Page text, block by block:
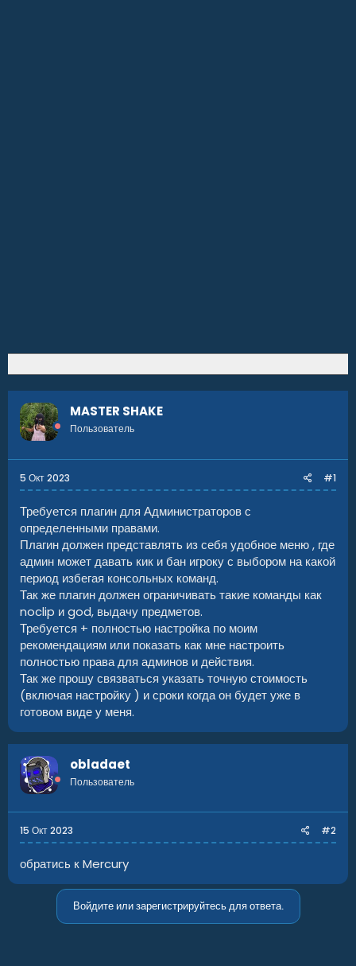
MASTER SHAKE
Пользователь
5 Окт 2023 #1
Требуется плагин для Администраторов с
определенными правами.
Плагин должен представлять из себя удобное меню , где
админ может давать кик и бан игроку с выбором на какой
период избегая консольных команд.
Так же плагин должен ограничивать такие команды как
noclip и god, выдачу предметов.
Требуется + полностью настройка по моим
рекомендациям или показать как мне настроить
полностью права для админов и действия.
Так же прошу связваться указать точную стоимость
(включая настройку ) и сроки когда он будет уже в
готовом виде у меня.
obladaet
Пользователь
15 Окт 2023 #2
обратись к Mercury
Войдите или зарегистрируйтесь для ответа.